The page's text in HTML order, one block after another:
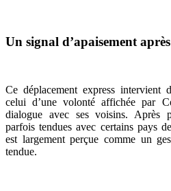
Un signal d’apaisement
Ce déplacement express intervient
celui d’une volonté affichée par
dialogue avec ses voisins. Après
parfois tendues avec certains pays
est largement perçue comme un
tendue.